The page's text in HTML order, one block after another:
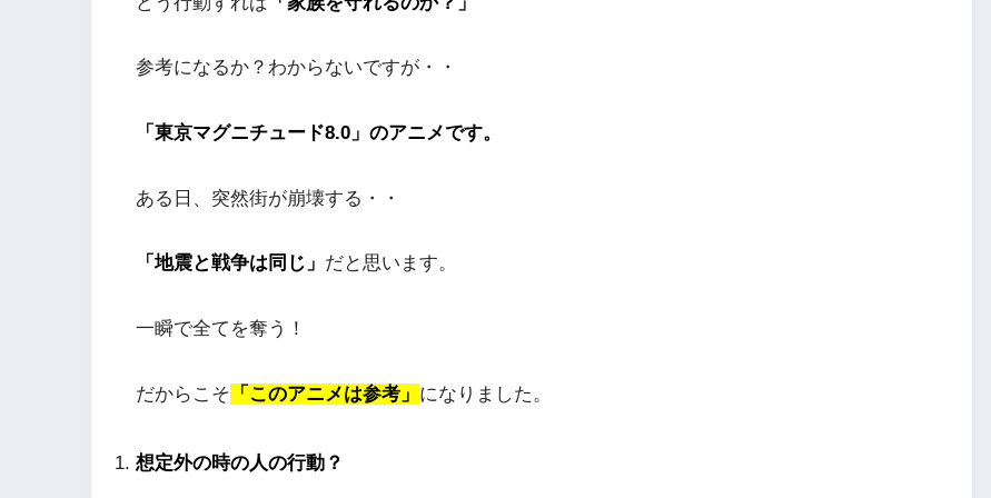
参考になるか？わからないですが・・
「東京マグニチュード8.0」のアニメです。
ある日、突然街が崩壊する・・
「地震と戦争は同じ」 だと思います。
一瞬で全てを奪う！
だからこそ 「このアニメは参考」 になりました。
想定外の時の人の行動？